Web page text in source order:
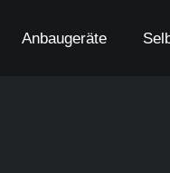
Anbaugeräte